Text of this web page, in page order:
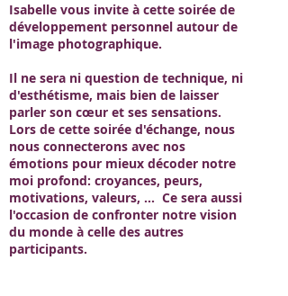
Isabelle vous invite à cette soirée de
développement personnel autour de
l'image photographique.
Il ne sera ni question de technique, ni
d'esthétisme, mais bien de laisser
parler son cœur et ses sensations.
Lors de cette soirée d'échange, nous
nous connecterons avec nos
émotions pour mieux décoder notre
moi profond: croyances, peurs,
motivations, valeurs, ... Ce sera aussi
l'occasion de confronter notre vision
du monde à celle des autres
participants.